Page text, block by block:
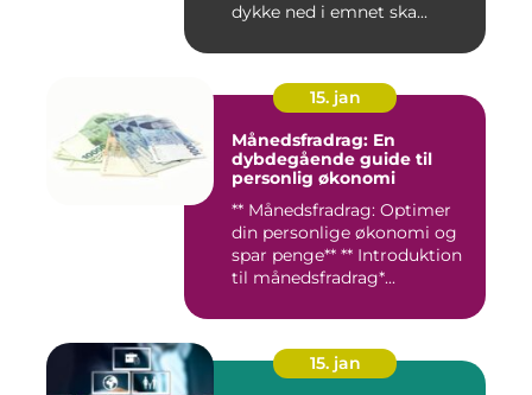
dykke ned i emnet ska...
15. jan
Månedsfradrag: En
dybdegående guide til
personlig økonomi
** Månedsfradrag: Optimer
din personlige økonomi og
spar penge** ** Introduktion
til månedsfradrag*...
15. jan